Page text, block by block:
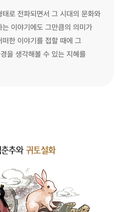
로 전파되면서 그 시대의 문화와
이야기에도 그만큼의 의미가
한 이야기를 접할 때에 그
을 생각해볼 수 있는 지혜를